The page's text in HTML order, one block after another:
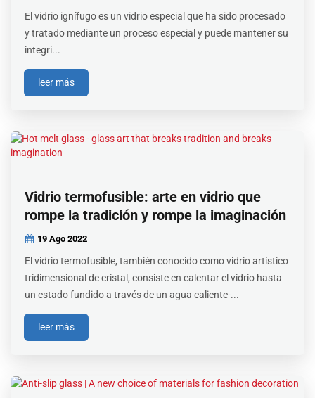
El vidrio ignífugo es un vidrio especial que ha sido procesado
y tratado mediante un proceso especial y puede mantener su
integri...
leer más
Vidrio termofusible: arte en vidrio que
rompe la tradición y rompe la imaginación
19 Ago 2022
El vidrio termofusible, también conocido como vidrio artístico
tridimensional de cristal, consiste en calentar el vidrio hasta
un estado fundido a través de un agua caliente-...
leer más